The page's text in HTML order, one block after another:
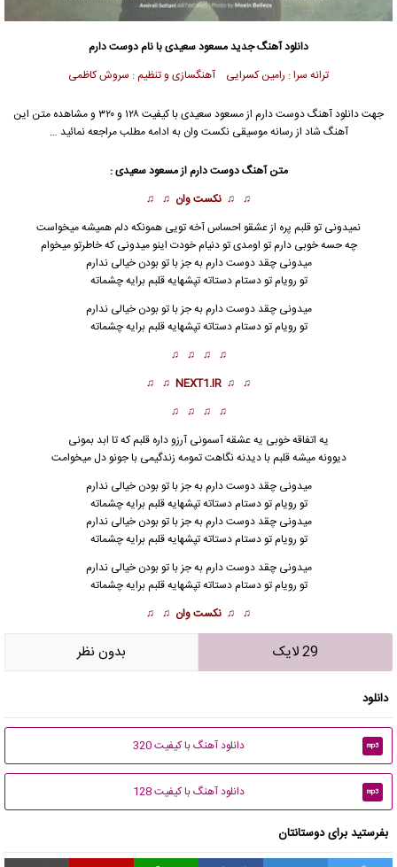
دانلود آهنگ جدیدمسعود سعیدیبا نام دوست دارم
ترانه سرا : رامین کسرایی آهنگسازی و تنظیم : سروش کاظمی
جهت دانلود آهنگ دوست دارم ازمسعود سعیدی
با کیفیت ۱۲۸ و ۳۲۰ و مشاهده متن این
آهنگ شاد از رسانه موسیقی نکست وان به ادامه مطلب مراجعه نمائید …
متن آهنگ دوست دارم ازمسعود سعیدی:
♫ ♫ نکست وان ♫ ♫
نمیدونی تو قلبم پره از عشقو احساس آخه تویی همونکه دلم همیشه میخواست
چه حسه خوبی دارم تو اومدی تو دنیام خودت اینو میدونی که خاطرتو میخوام
میدونی چقد دوست دارم به جز با تو بودن خیالی ندارم
تو رویام تو دستام دستاته تپشهایه قلبم برایه چشماته
میدونی چقددوست دارمبه جز با تو بودن خیالی ندارم
تو رویام تو دستام دستاته تپشهایه قلبم برایه چشماته
♫ ♫ ♫ ♫
♫ ♫
NEXT1.IR
♫ ♫
♫ ♫ ♫ ♫
یه اتفاقه خوبی یه عشقه آسمونی آرزو داره قلبم که تا ابد بمونی
دیوونه میشه قلبم با دیدنه نگاهت تمومه زندگیمی با جونو دل میخوامت
میدونی چقددوست دارمبه جز با تو بودن خیالی ندارم
تو رویام تو دستام دستاته تپشهایه قلبم برایه چشماته
میدونی چقد دوست دارم به جز با تو بودن خیالی ندارم
تو رویام تو دستام دستاته تپشهایه قلبم برایه چشماته
میدونی چقد دوست دارم به جز با تو بودن خیالی ندارم
تو رویام تو دستام دستاته تپشهایه قلبم برایه چشماته
♫ ♫ نکست وان ♫ ♫
29 لایک بدون نظر
دانلود
mp3 دانلود آهنگ با کیفیت 320
mp3 دانلود آهنگ با کیفیت 128
بفرستید برای دوستانتان